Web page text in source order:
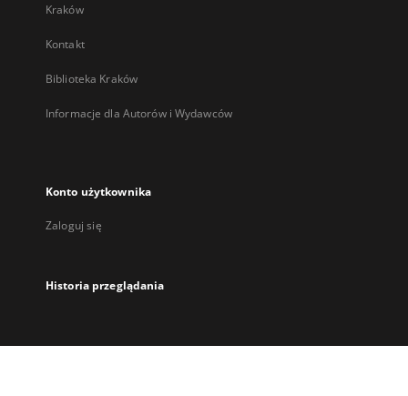
Kraków
Kontakt
Biblioteka Kraków
Informacje dla Autorów i Wydawców
Konto użytkownika
Zaloguj się
Historia przeglądania